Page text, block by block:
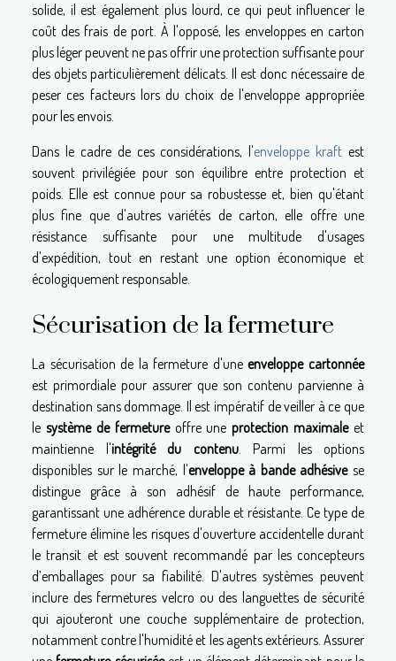
solide, il est également plus lourd, ce qui peut influencer le
coût des frais de port. À l'opposé, les enveloppes en carton
plus léger peuvent ne pas offrir une protection suffisante pour
des objets particulièrement délicats. Il est donc nécessaire de
peser ces facteurs lors du choix de l'enveloppe appropriée
pour les envois.
Dans le cadre de ces considérations, l'enveloppe kraft est
souvent privilégiée pour son équilibre entre protection et
poids. Elle est connue pour sa robustesse et, bien qu'étant
plus fine que d'autres variétés de carton, elle offre une
résistance suffisante pour une multitude d'usages
d'expédition, tout en restant une option économique et
écologiquement responsable.
Sécurisation de la fermeture
La sécurisation de la fermeture d'uneenveloppe cartonnée
est primordiale pour assurer que son contenu parvienne à
destination sans dommage. Il est impératif de veiller à ce que
le système de fermetureoffre uneprotection maximaleet
maintienne l'intégrité du contenu. Parmi les options
disponibles sur le marché, l'enveloppe à bande adhésivese
distingue grâce à son adhésif de haute performance,
garantissant une adhérence durable et résistante. Ce type de
fermeture élimine les risques d'ouverture accidentelle durant
le transit et est souvent recommandé par les concepteurs
d’emballages pour sa fiabilité. D'autres systèmes peuvent
inclure des fermetures velcro ou des languettes de sécurité
qui ajouteront une couche supplémentaire de protection,
notamment contre l'humidité et les agents extérieurs. Assurer